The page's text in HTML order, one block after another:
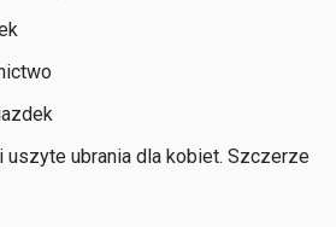
uszyte ubrania dla kobiet. Szczerze